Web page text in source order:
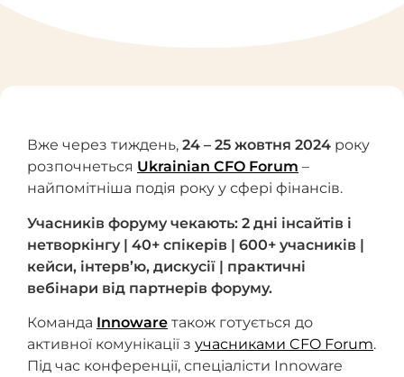
Вже через тиждень, 24 – 25 жовтня 2024 року
розпочнеться Ukrainian CFO Forum –
найпомітніша подія року у сфері фінансів.
Учасників форуму чекають: 2 дні інсайтів і
нетворкінгу | 40+ спікерів | 600+ учасників |
кейси, інтерв’ю, дискусії | практичні
вебінари від партнерів форуму.
Команда Innoware також готується до
активної комунікації з учасниками CFO Forum.
Під час конференції, спеціалісти Innoware